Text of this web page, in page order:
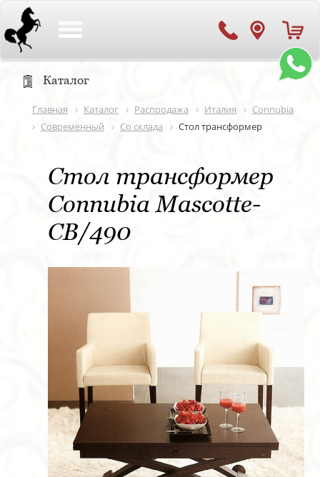
Каталог
Главная Каталог Распродажа Италия
Connubia
Современный
Со склада Стол трансформер
Стол трансформер
Connubia Mascotte-
CB/490